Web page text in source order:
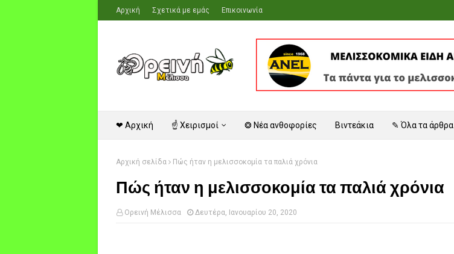
Αρχική Σχετικά με εμάς Επικοινωνία
❤ Αρχική ☝ Χειρισμοί ❂ Νέα ανθοφορίες Βιντεάκια ✎ Όλα τα άρθρα
Αρχική σελίδα Πώς ήταν η μελισσοκομία τα παλιά χρόνια
Πώς ήταν η μελισσοκομία τα παλιά χρόνια
Ορεινή Μέλισσα Δευτέρα, Ιανουαρίου 20, 2020